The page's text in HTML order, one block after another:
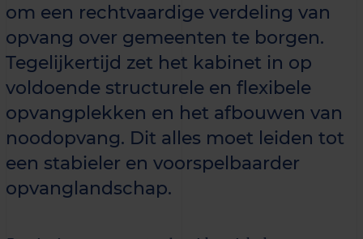
om een rechtvaardige verdeling van
opvang over gemeenten te borgen.
Tegelijkertijd zet het kabinet in op
voldoende structurele en flexibele
opvangplekken en het afbouwen van
noodopvang. Dit alles moet leiden tot
een stabieler en voorspelbaarder
opvanglandschap.